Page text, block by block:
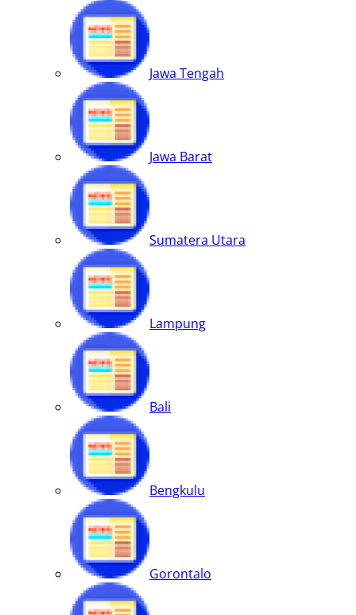
Jawa Tengah
Jawa Barat
Sumatera Utara
Lampung
Bali
Bengkulu
Gorontalo